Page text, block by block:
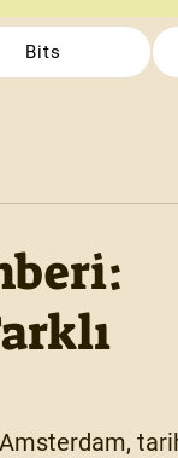
Bits
Amsterdam,